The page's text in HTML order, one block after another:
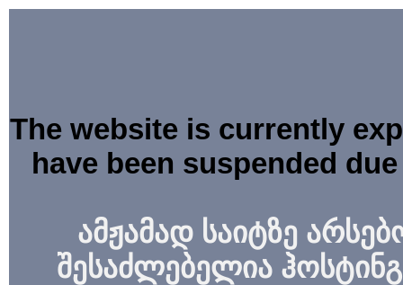
The website is currently
have been suspended
ამჟამად საიტზე
შესაძლებელია